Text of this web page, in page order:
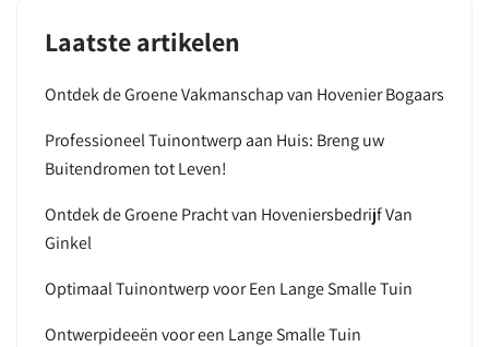
Laatste artikelen
Ontdek de Groene Vakmanschap van Hovenier Bogaars
Professioneel Tuinontwerp aan Huis: Breng uw
Buitendromen tot Leven!
Ontdek de Groene Pracht van Hoveniersbedrijf Van
Ginkel
Optimaal Tuinontwerp voor Een Lange Smalle Tuin
Ontwerpideeën voor een Lange Smalle Tuin